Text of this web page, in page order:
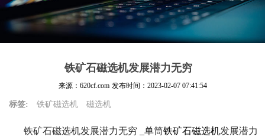
铁矿石磁选机发展潜力无穷
来源：620cf.com 发布时间： 2023-02-07 07:41:54
标签: 铁矿磁选机 磁选机
铁矿石磁选机发展潜力无穷 _单筒铁矿石磁选机发展潜力